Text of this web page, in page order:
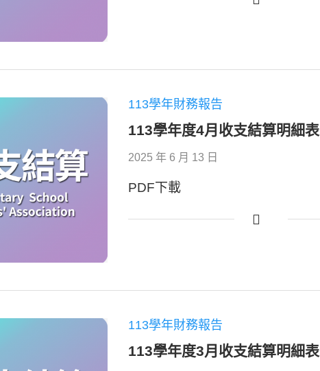
113學年財務報告
113學年度4月收支結算明細表
2025 年 6 月 13 日
PDF下載
113學年財務報告
113學年度3月收支結算明細表